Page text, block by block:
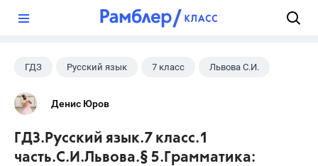
ГДЗ Русский язык 7 класс Львова С.И.
Денис Юров
ГДЗ.Русский язык.7 класс.1
часть.С.И.Львова.§ 5.Грамматика: